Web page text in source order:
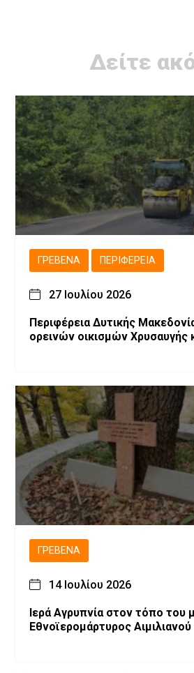
Δείτε
ΓΡΕΒΕΝΆ ΠΕΡΙΦΈΡΕΙΑ
27 Ιουλίου 2026
Περιφέρεια Δυτικής
ορεινών οικισμών Χρυσαυγής
ΓΡΕΒΕΝΆ
14 Ιουλίου 2026
Ιερά Αγρυπνία στον τόπο του
Εθνοϊερομάρτυρος Αιμιλιανού